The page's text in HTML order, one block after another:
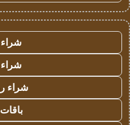
شراء
شراء
شراء